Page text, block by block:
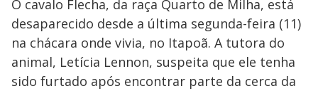
O cavalo Flecha, da raça Quarto de Milha, está
desaparecido desde a última segunda-feira (11)
na chácara onde vivia, no Itapoã. A tutora do
animal, Letícia Lennon, suspeita que ele tenha
sido furtado após encontrar parte da cerca da